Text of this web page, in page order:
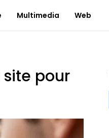
Multimedia Web
site pour